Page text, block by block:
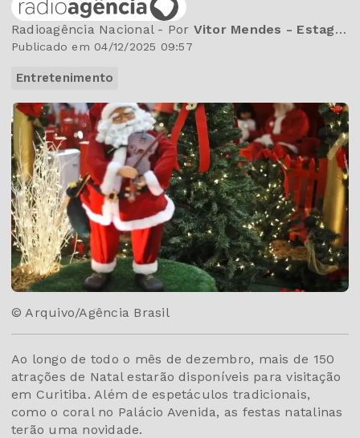
Radioagência Nacional - Por Vitor Mendes - Estagiário da Rádio Nacional
Publicado em 04/12/2025 09:57
Entretenimento
© Arquivo/Agência Brasil
Ao longo de todo o mês de dezembro, mais de 150
atrações de Natal estarão disponíveis para visitação
em Curitiba. Além de espetáculos tradicionais,
como o coral no Palácio Avenida, as festas natalinas
terão uma novidade.